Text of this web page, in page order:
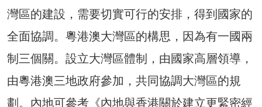
灣區的建設，需要切實可行的安排，得到國家的
全面協調。粵港澳大灣區的構思，因為有一國兩
制三個關。設立大灣區體制，由國家高層領導，
由粵港澳三地政府參加，共同協調大灣區的規
劃。內地可參考《內地與香港關於建立更緊密經